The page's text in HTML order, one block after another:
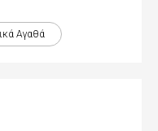
Αγαθά